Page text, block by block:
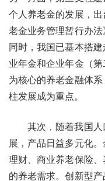
个人养老金的发展，
老金业务管理暂行办法
同时，我国已基本搭
业年金和企业年金（第
为核心的养老金融体
柱发展成为重点。
其次，随着我国
展，产品日益多元化
理财、商业养老保险
的养老需求。创新型